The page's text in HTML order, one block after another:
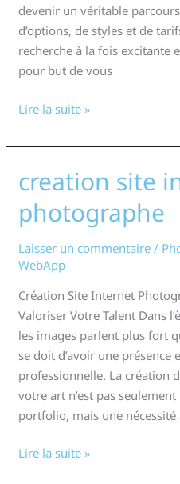
devenir un véritable
d’options, de styles et de
recherche à la fois excitante
pour but de vous
Lire la suite »
creation site
photographe
Laisser un commentaire /
WebApp
Création Site Internet
Valoriser Votre Talent Dans
les images parlent plus fort
se doit d’avoir une
professionnelle. La création
votre art n’est pas
portfolio, mais une nécessité
creation
site
internet
Lire la suite »